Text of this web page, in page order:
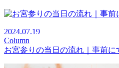
2024.07.19
Column
お宮参りの当日の流れ｜事前